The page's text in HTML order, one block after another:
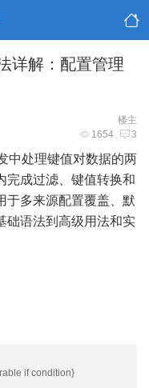
详解：配置管理
楼主
1654 3
中处理键值对数据的两
完成过滤、键值转换和
于多来源配置覆盖、默
础语法到高级用法和实
if condition}